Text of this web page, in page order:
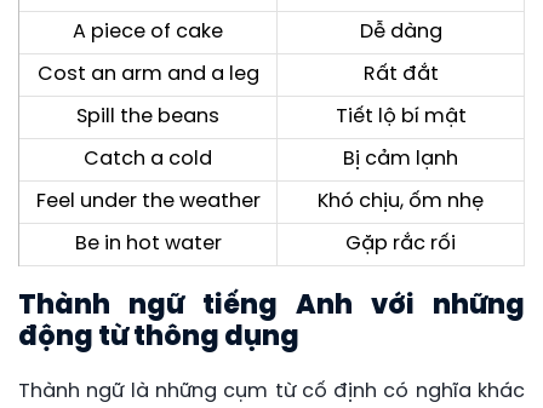
A piece of cake Dễ dàng
Cost an arm and a leg Rất đắt
Spill the beans Tiết lộ bí mật
Catch a cold Bị cảm lạnh
Feel under the weather Khó chịu, ốm nhẹ
Be in hot water Gặp rắc rối
Thành ngữ tiếng Anh với những
động từ thông dụng
Thành ngữ là những cụm từ cố định có nghĩa khác